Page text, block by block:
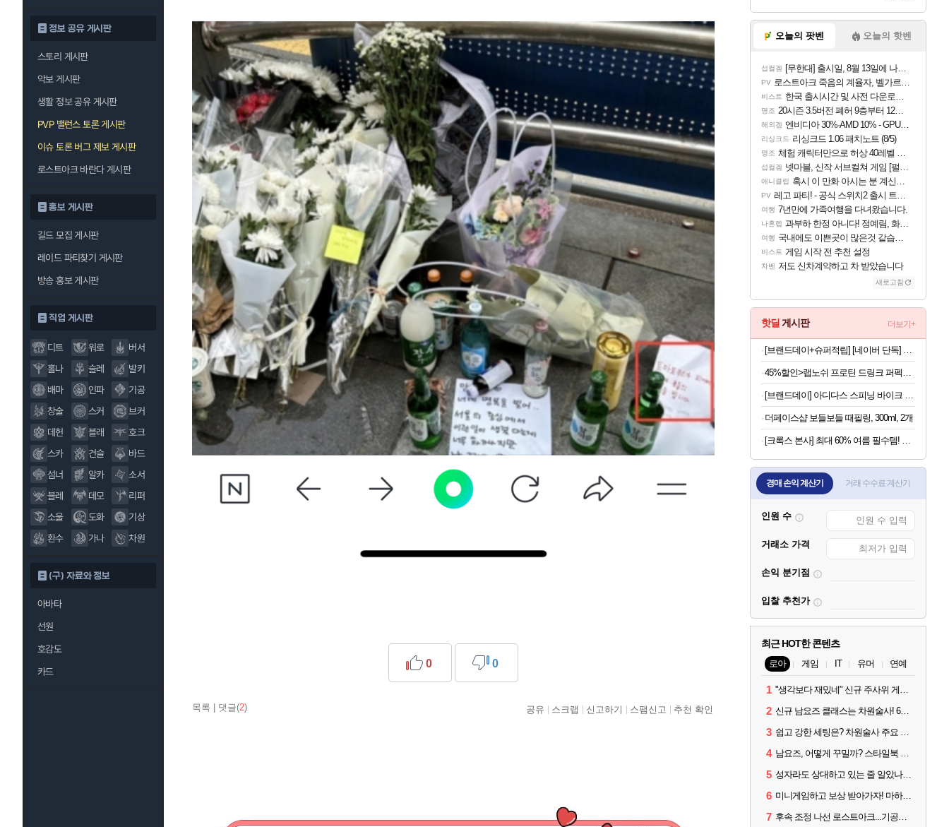
정보 공유 게시판
스토리 게시판
악보 게시판
생활 정보 공유 게시판
PVP 밸런스 토론 게시판
이슈 토론 버그 제보 게시판
로스트아크 바란다 게시판
홍보 게시판
길드 모집 게시판
레이드 파티찾기 게시판
방송 홍보 게시판
직업 게시판
디트 워로
버서
홀나
슬레
발키
배마
인파
기공
창술
스커
브커
데헌
블래
호크
스카
건슬
바드
섬너
알카
소서
블레
데모
리퍼
소울
도화
기상
환수
가나 차원
(구) 자료와 정보
아바타
선원
호감도
카드
목록 댓글(2)
0 0
공유 스크랩 신고하기 스팸신고 추천 확인
오늘의 팟벤 오늘의 핫벤
섭컬겜 [무한대] 출시일, 8월 13일에 나오나
PV 로스트아크 죽음의 계율자, 벨가르딘 티저
비스트 한국 출시시간 및 사전 다운로드 진행 - 비스트 오브 리인카네이션
명조 20시즌 3.5버전 폐허 9층부터 12층까지 클리어 조합 | 죽음의 노래와 바닷속 폐허 |
해외겜 엔비디아 30%·AMD 10% - GPU 공급가 인상 보도
리싱크드 리싱크드 1.06 패치노트 (8/5)
명조 체험 캐릭터만으로 허상 40레벨 하이와티아 5분 컷!｜에이메스·린네·모니에 명함
섭컬겜 넷마블, 신작 서브컬쳐 게임 [펄 인 블루] 티저 사이트 오픈
애니클립 혹시 이 만화 아시는 분 계신가요
PV 레고 파티! - 공식 스위치2 출시 트레일러
여행 7년만에 가족여행을 다녀왔습니다.
나혼렙 과부하 한정 아니다! 정예림, 화속성 서포터 세대 교체
여행 국내에도 이쁜곳이 많은것 같습니다
비스트 게임 시작 전 추천 설정
차벤 저도 신차계약하고 차 받았습니다
새로고침
핫딜 게시판 더보기+
더페이스샵 보들보들 때필링, 300ml, 2개
[크록스 본사] 최대 60% 여름 필수템! 클로그/샌들/슬라이드/레인부츠
경매 손익 계산기 거래 수수료 계산기
인원 수
거래소 가격
손익 분기점
입찰 추천가
최근 HOT한 콘텐츠
로아 게임 IT 유머 연예
1 "생각보다 재밌네" 신규 주사위 게임 티카투카 호평
2 신규 남요즈 클래스는 차원술사! 6월 20일 로아온 썸머 정리
3 쉽고 강한 세팅은? 차원술사 주요 빌드와 스킬 코드
4 남요즈, 어떻게 꾸밀까? 스타일북 인기 차원술사 커스터마이즈
5 성자라도 상대하고 있는 줄 알았나? 벨가르딘 이모저모
6 미니게임하고 보상 받아가자! 마하라카 썸머 캠프 할 일은?
7 후속 조정 나선 로스트아크...기공사, 차원술사 하향